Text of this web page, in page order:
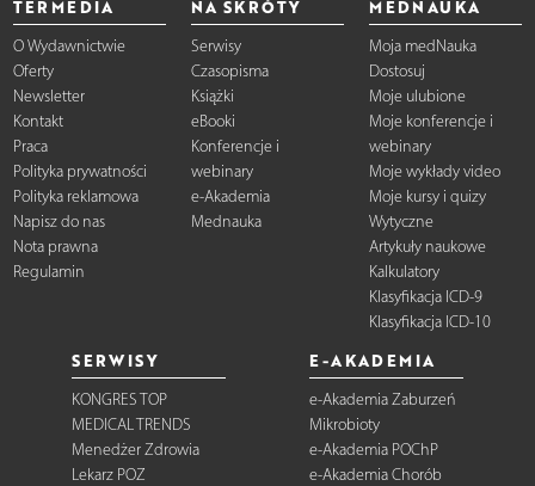
TERMEDIA
O Wydawnictwie
Oferty
Newsletter
Kontakt
Praca
Polityka prywatności
Polityka reklamowa
Napisz do nas
Nota prawna
Regulamin
NA SKRÓTY
Serwisy
Czasopisma
Książki
eBooki
Konferencje i
webinary
e-Akademia
Mednauka
MEDNAUKA
Moja medNauka
Dostosuj
Moje ulubione
Moje konferencje i
webinary
Moje wykłady video
Moje kursy i quizy
Wytyczne
Artykuły naukowe
Kalkulatory
Klasyfikacja ICD-9
Klasyfikacja ICD-10
SERWISY
KONGRES TOP
MEDICAL TRENDS
Menedżer Zdrowia
Lekarz POZ
E-AKADEMIA
e-Akademia Zaburzeń
Mikrobioty
e-Akademia POChP
e-Akademia Chorób